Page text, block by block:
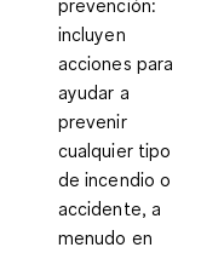
prevención:
incluyen
acciones para
ayudar a
prevenir
cualquier tipo
de incendio o
accidente, a
menudo en